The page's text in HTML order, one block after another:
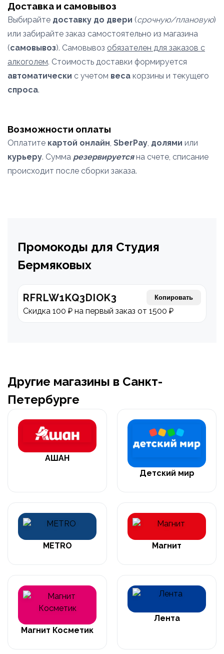
Доставка и самовывоз
Выбирайте доставку до двери (срочную/плановую)
или забирайте заказ самостоятельно из магазина
(самовывоз). Самовывоз обязателен для заказов с
алкоголем. Стоимость доставки формируется
автоматически с учетом веса корзины и текущего
спроса.
Возможности оплаты
Оплатите картой онлайн, SberPay, долями или
курьеру. Сумма резервируетсяна счете, списание
происходит после сборки заказа.
Промокоды для Студия
Бермяковых
RFRLW1KQ3DIOK3 Копировать
Скидка 100 ₽ на первый заказ от 1500 ₽
Другие магазины в Санкт-
Петербурге
АШАН
Детский мир
METRO Магнит
Магнит Косметик
Лента